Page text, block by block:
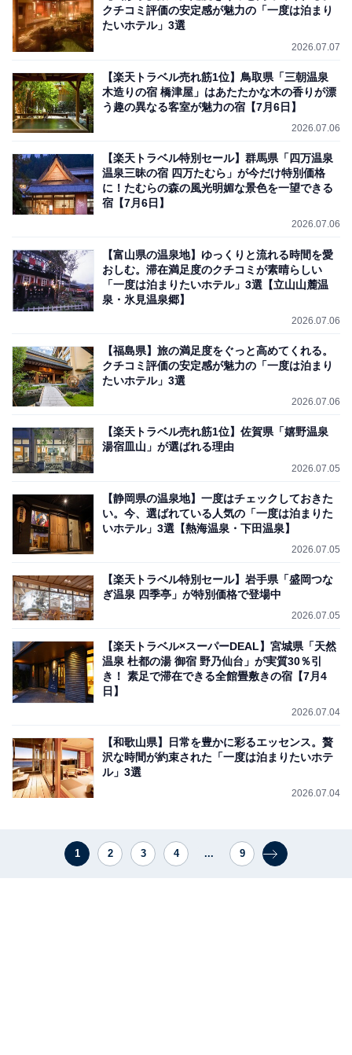
クチコミ評価の安定感が魅力の「一度は泊まり
たいホテル」3選
2026.07.07
【楽天トラベル売れ筋1位】鳥取県「三朝温泉
木造りの宿 橋津屋」はあたたかな木の香りが漂
う趣の異なる客室が魅力の宿【7月6日】
2026.07.06
【楽天トラベル特別セール】群馬県「四万温泉
温泉三昧の宿 四万たむら」が今だけ特別価格
に！たむらの森の風光明媚な景色を一望できる
宿【7月6日】
2026.07.06
【富山県の温泉地】ゆっくりと流れる時間を愛
おしむ。滞在満足度のクチコミが素晴らしい
「一度は泊まりたいホテル」3選【立山山麓温
泉・氷見温泉郷】
2026.07.06
【福島県】旅の満足度をぐっと高めてくれる。
クチコミ評価の安定感が魅力の「一度は泊まり
たいホテル」3選
2026.07.06
【楽天トラベル売れ筋1位】佐賀県「嬉野温泉
湯宿皿山」が選ばれる理由
2026.07.05
【静岡県の温泉地】一度はチェックしておきた
い。今、選ばれている人気の「一度は泊まりた
いホテル」3選【熱海温泉・下田温泉】
2026.07.05
【楽天トラベル特別セール】岩手県「盛岡つな
ぎ温泉 四季亭」が特別価格で登場中
2026.07.05
【楽天トラベル×スーパーDEAL】宮城県「天然
温泉 杜都の湯 御宿 野乃仙台」が実質30％引
き！ 素足で滞在できる全館畳敷きの宿【7月4
日】
2026.07.04
【和歌山県】日常を豊かに彩るエッセンス。贅
沢な時間が約束された「一度は泊まりたいホテ
ル」3選
2026.07.04
1 2 3 4 ... 9